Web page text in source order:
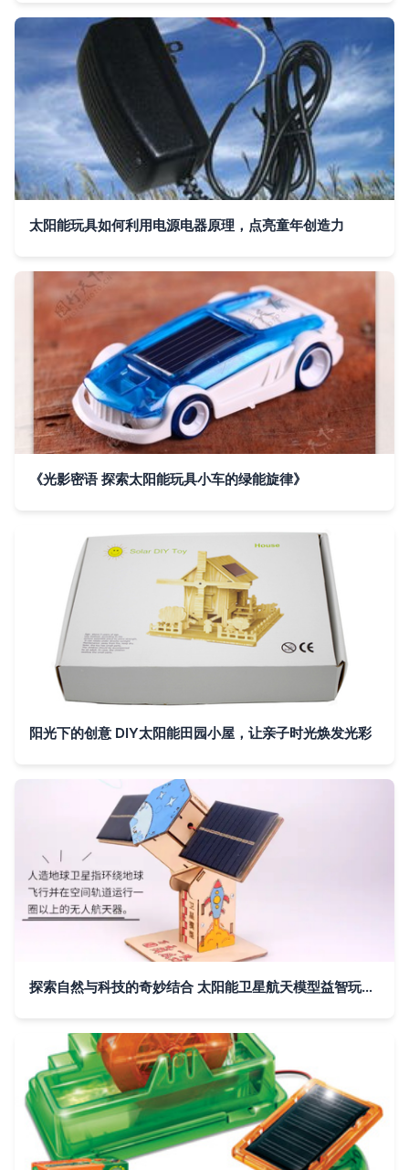
太阳能玩具如何利用电源电器原理，点亮童年创造力
《光影密语 探索太阳能玩具小车的绿能旋律》
阳光下的创意 DIY太阳能田园小屋，让亲子时光焕发光彩
探索自然与科技的奇妙结合 太阳能卫星航天模型益智玩具带来的STEAM教育之旅